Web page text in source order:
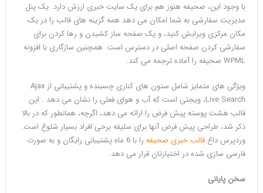
با وجود این، صحیفه هنوز هم برای یک سایت خبری ارزش دارد. یک پنل
مدیریت سفارشی به شما امکان می دهد همه گزینه های قالب را در یک
مکان مرکزی ویرایش کنید، و یک صفحه ساز کشیدن و رها کردن برای
سفارشی کردن صفحه اصلی در دسترس است. همچنین سازگاری با افزونه
WPML صحیفه را آماده ترجمه می کند.
ویژگی های متمایز شامل ستون های کناری چسبنده و پشتیبانی از Ajax
Live Search، ویجتی است که آب و هوای فعلی را نشان می دهد . این
قالب هشت پوسته پیش فرض را ارائه می دهد، اگرچه، همانطور که در بالا
ذکر شد، طراحی پیش فرض آنها برای سلیقه برخی افراد بسیار شلوغ است.
وردپرس داغ قالب خبری صحیفه
را با 6 ماه پشتیبانی رایگان و به صورت
فارسی سازی شده در اختیارتان قرار می دهد.
سخن پایانی